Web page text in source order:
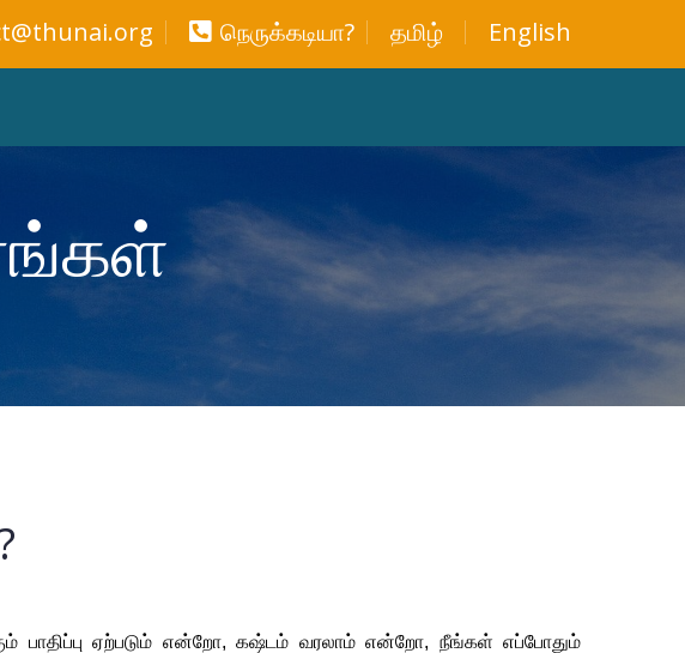
நெருக்கடியா? தமிழ் English
பாதிப்பு ஏற்படும் என்றோ, கஷ்டம் வரலாம் என்றோ, நீங்கள் எப்போதும்